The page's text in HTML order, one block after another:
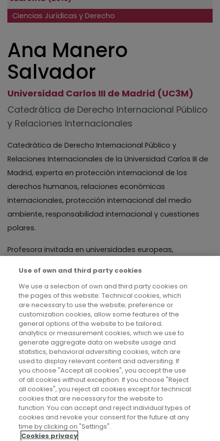
Ciencias Jurídicas y Derecho
Ana Manero
Salvador
Universidad Carlos III de Madrid (UC3M)
Catedrática de Derecho Internacional Público
y Relaciones Internacionales
Catedrática de Derecho Internacional Público y
Relaciones Internacionales de la Universidad Carlos III de
Madrid, experta en protección internacional de los
derechos humanos, relaciones económicas
internacionales, protección internacional del medio
ambiente, responsabilidad internacional y cuestiones
polares.
Profesora invitada en universidades europeas,
Delegada de España en el Grupo de Trabajo de Ciencias
Sociales y Humanidades del International Arctic Science
Committee, miembro del Research Priority Team 4 de la
International Conference on Arctic Research Planning IV.
Aviso legal
Use of own and third party cookies
We use a selection of own and third party cookies on
the pages of this website: Technical cookies, which
are necessary to use the website; preference or
customization cookies, allow some features of the
general options of the website to be tailored;
analytics or measurement cookies, which we use to
generate aggregate data on website usage and
statistics, behavioral adversiting cookies, witch are
used to display relevant content and adversiting. If
you choose "Accept all cookies", you accept the use
of all cookies without exception. If you choose "Reject
all cookies", you reject all cookies except for technical
cookies that are necessary for the website to
function. You can accept and reject individual types of
cookies and revoke your consent for the future at any
time by clicking on "Settings".
Cookies privacy